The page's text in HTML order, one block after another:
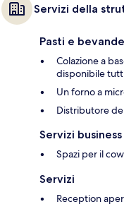
Servizi della
Pasti e bevande
Colazione a
disponibile
Un forno a
Distributore
Servizi business
Spazi per il
Servizi
Reception